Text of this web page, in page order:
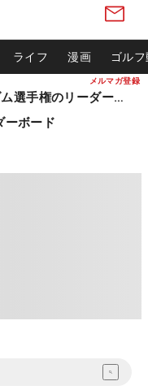
メルマガ登録
ライフ 漫画 ゴル
松山英樹ら出場 ウィンダム選手権のリーダーボード
ボード